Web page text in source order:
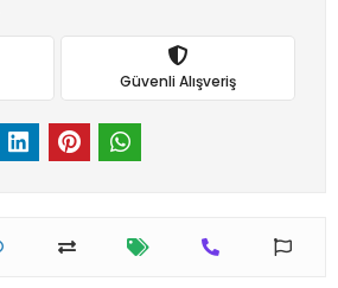
Güvenli Alışveriş